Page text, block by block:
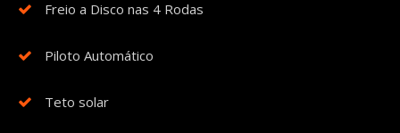
Freio a Disco nas 4 Rodas
Piloto Automático
Teto solar